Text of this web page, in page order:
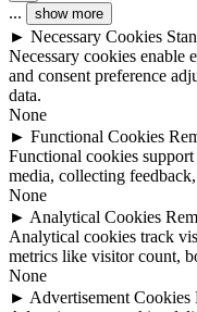
... show more
► Necessary Cookies
Necessary cookies enable
and consent preference
data.
None
► Functional Cookies
Functional cookies
media, collecting
None
► Analytical Cookies
Analytical cookies track
metrics like visitor count,
None
► Advertisement Cookies